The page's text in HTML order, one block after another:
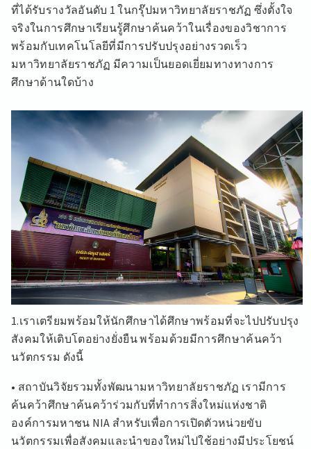
ที่ได้รับรางวัลอันดับ 1 ในกรุ๊ปมหาวิทยาลัยราชภัฏ ซึ่งตั้งใจ
จริงในการศึกษาเรียนรู้ศึกษาค้นคว้าในเรื่องของวิชาการ
พร้อมกับเทคโนโลยีที่มีการปรับปรุงอย่างรวดเร็ว
มหาวิทยาลัยราชภัฏ มีความเป็นยอดเยี่ยมทางทางการ
ศึกษาด้านใดบ้าง
1.เราเตรียมพร้อมให้นักศึกษาได้ศึกษาพร้อมที่จะไปปรับปรุง
สังคมให้เติบโตอย่างยั่งยืน พร้อมด้วยมีการศึกษาค้นคว้า
นวัตกรรม ดังนี้
• สถาบันวิจัยรวมทั้งพัฒนามหาวิทยาลัยราชภัฏ เรามีการ
ค้นคว้าศึกษาค้นคว้าร่วมกับที่ทำการสิ่งใหม่แห่งชาติ
องค์การมหาชน NIA สำหรับเพื่อการเปิดตัวหน่วยขับ
นวัตกรรมเพื่อสังคมและนำของใหม่ไปใช้อย่างมีประโยชน์